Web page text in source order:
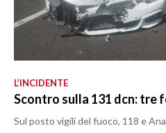
L’INCIDENTE
Scontro sulla 131 dcn:
Sul posto vigili del fuoco, 118 e